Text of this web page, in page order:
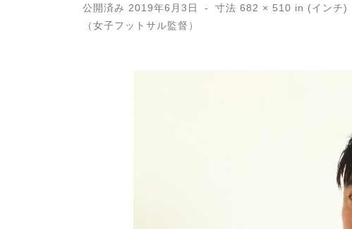
公開済み 2019年6月3日 - 寸法 682 × 510 in (インチ)
（女子フットサル監督）